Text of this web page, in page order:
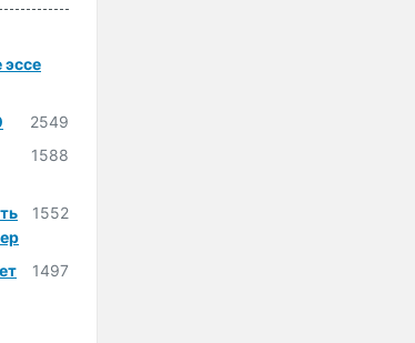
эссе
2549
1588
1552
1497